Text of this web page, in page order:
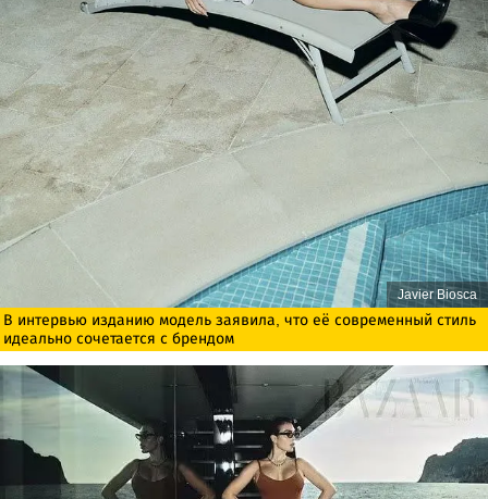
Javier Biosca
В интервью изданию модель заявила, что её современный стиль
идеально сочетается с брендом